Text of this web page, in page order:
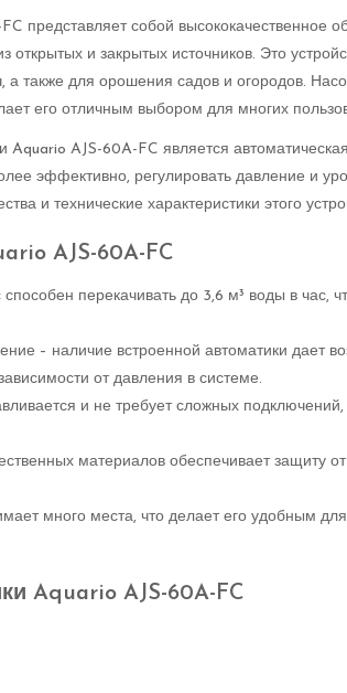
представляет собой высококачественное
и закрытых источников. Это
также для орошения садов и огородов.
его отличным выбором для многих
AJS-60A-FC является
эффективно, регулировать давление и
и технические характеристики этого
AJS-60A-FC
перекачивать до 3,6 м³ воды в час,
– наличие встроенной автоматики дает
от давления в системе.
и не требует сложных подключений,
материалов обеспечивает защиту
много места, что делает его удобным
Aquario AJS-60A-FC